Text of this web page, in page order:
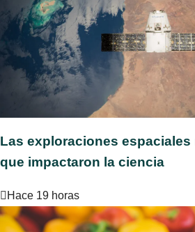
Las exploraciones espaciales
que impactaron la ciencia
Hace 19 horas